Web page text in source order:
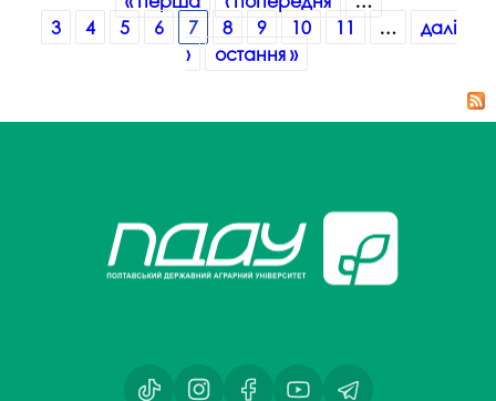
3
4 5 6 7 8 9 10 11 …
далі
›
остання »